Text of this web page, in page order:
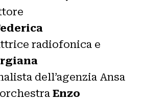
radiofonica e
dell’agenzia Ansa
Enzo